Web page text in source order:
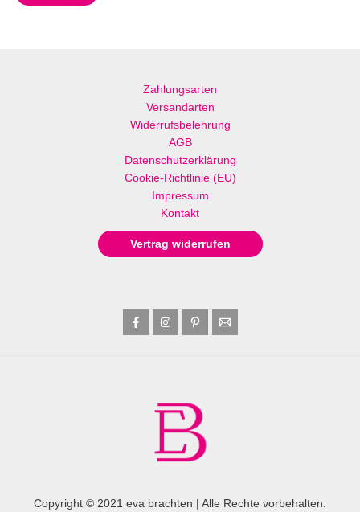
Zahlungsarten
Versandarten
Widerrufsbelehrung
AGB
Datenschutzerklärung
Cookie-Richtlinie (EU)
Impressum
Kontakt
Vertrag widerrufen
Copyright © 2021 eva brachten | Alle Rechte vorbehalten.